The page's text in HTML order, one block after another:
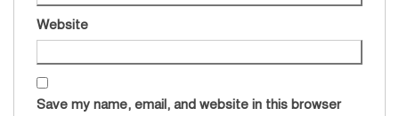
Website
Save my name, email, and website in this browser